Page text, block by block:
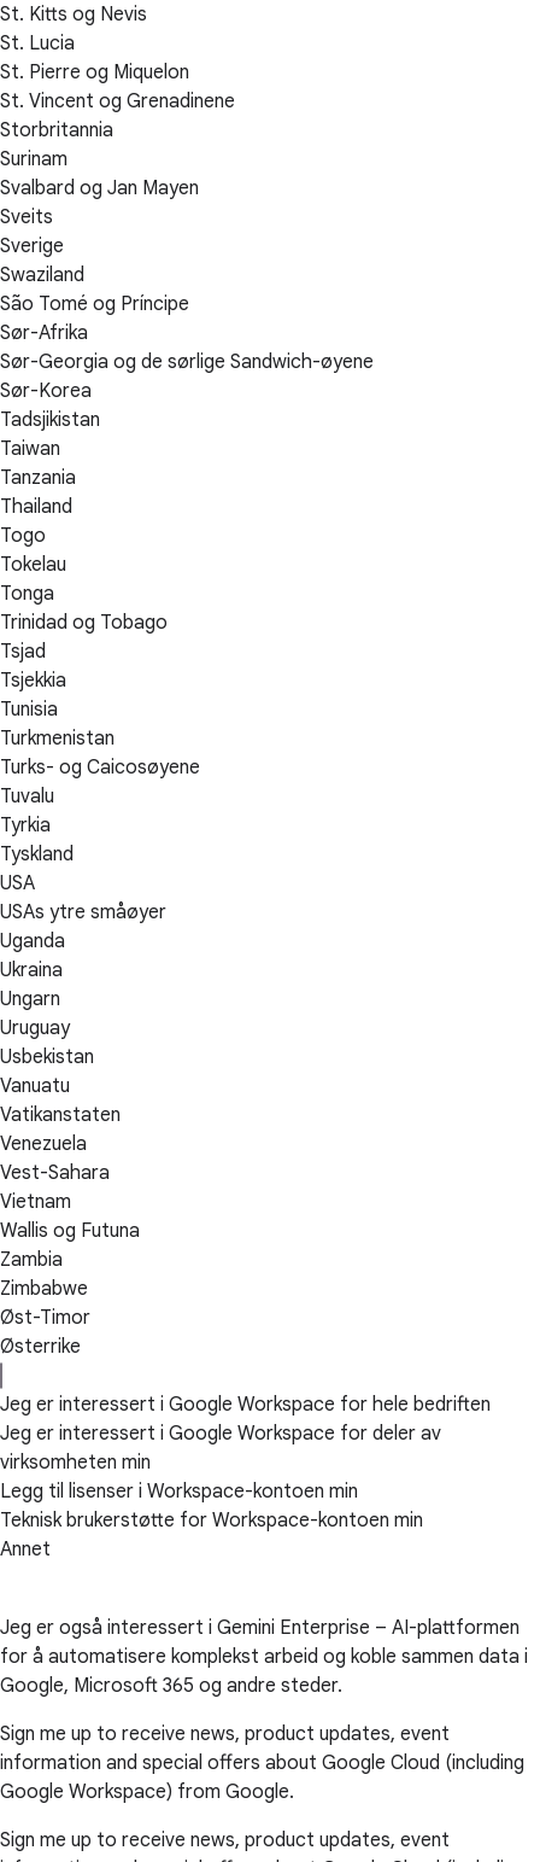
St. Kitts og Nevis
St. Lucia
St. Pierre og Miquelon
St. Vincent og Grenadinene
Storbritannia
Surinam
Svalbard og Jan Mayen
Sveits
Sverige
Swaziland
São Tomé og Príncipe
Sør-Afrika
Sør-Georgia og de sørlige Sandwich-øyene
Sør-Korea
Tadsjikistan
Taiwan
Tanzania
Thailand
Togo
Tokelau
Tonga
Trinidad og Tobago
Tsjad
Tsjekkia
Tunisia
Turkmenistan
Turks- og Caicosøyene
Tuvalu
Tyrkia
Tyskland
USA
USAs ytre småøyer
Uganda
Ukraina
Ungarn
Uruguay
Usbekistan
Vanuatu
Vatikanstaten
Venezuela
Vest-Sahara
Vietnam
Wallis og Futuna
Zambia
Zimbabwe
Øst-Timor
Østerrike
Jeg er interessert i Google Workspace for hele bedriften
Jeg er interessert i Google Workspace for deler av
virksomheten min
Legg til lisenser i Workspace-kontoen min
Teknisk brukerstøtte for Workspace-kontoen min
Annet
Jeg er også interessert i Gemini Enterprise – AI-plattformen
for å automatisere komplekst arbeid og koble sammen data i
Google, Microsoft 365 og andre steder.
Sign me up to receive news, product updates, event
information and special offers about Google Cloud (including
Google Workspace) from Google.
Sign me up to receive news, product updates, event